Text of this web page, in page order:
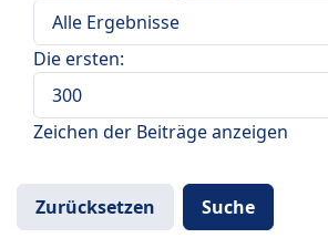
Die ersten:
Zeichen der Beiträge anzeigen